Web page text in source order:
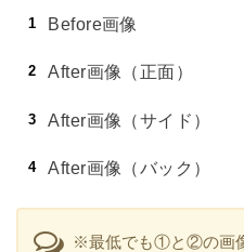
Before画像
After画像（正面）
After画像（サイド）
After画像（バック）
※最低でも①と②の画